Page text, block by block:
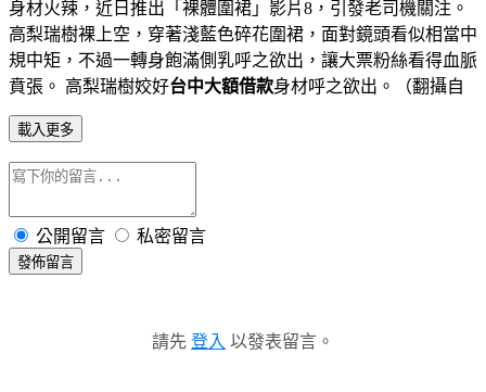
身材火辣，近日推出「裸體圍裙」影片8，引發老司機關注。
高梨瑞樹裸上空，穿著淺藍色碎花圍裙，面對鏡頭看似相當中
規中矩，不過一轉身飽滿側乳呼之欲出，讓大票粉絲看得血脈
賁張。 高梨瑞樹姣好台中大額借款身材呼之欲出。（翻攝自
載入更多
公開留言 私密留言
發佈留言
請先 登入 以發表留言。